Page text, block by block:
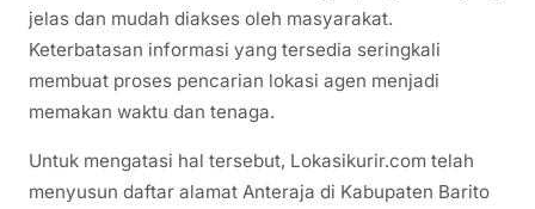
jelas dan mudah diakses oleh masyarakat.
Keterbatasan informasi yang tersedia seringkali
membuat proses pencarian lokasi agen menjadi
memakan waktu dan tenaga.
Untuk mengatasi hal tersebut, Lokasikurir.com telah
menyusun daftar alamat Anteraja di Kabupaten Barito